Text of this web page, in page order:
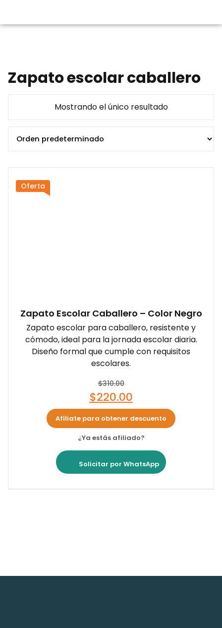
Zapato escolar caballero
Mostrando el único resultado
Oferta
Zapato Escolar Caballero – Color Negro
Zapato escolar para caballero, resistente y
cómodo, ideal para la jornada escolar diaria.
Diseño formal que cumple con requisitos
escolares.
$310.00
$220.00
Afíliate para obtener descuento
¿Ya estás afiliado?
Solicitar por WhatsApp